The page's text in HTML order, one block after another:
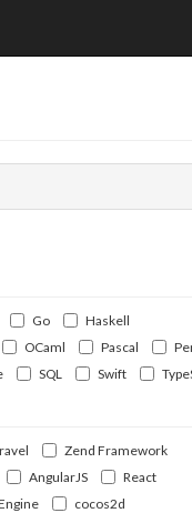
Go
Haskell
OCaml Pascal
SQL Swift
Zend Framework
AngularJS
React
cocos2d